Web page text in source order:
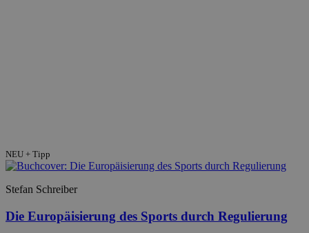
NEU + Tipp
Stefan Schreiber
Die Europäisierung des Sports durch Regulierung